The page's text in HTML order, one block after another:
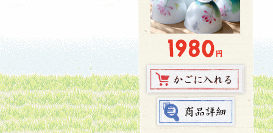
1980円